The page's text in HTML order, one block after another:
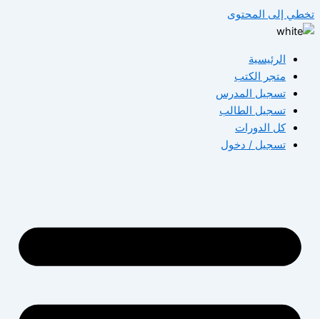
إلى المحتوى
الرئيسية
متجر الكتب
تسجيل المدرس
تسجيل الطالب
كل الدورات
تسجيل / دخول